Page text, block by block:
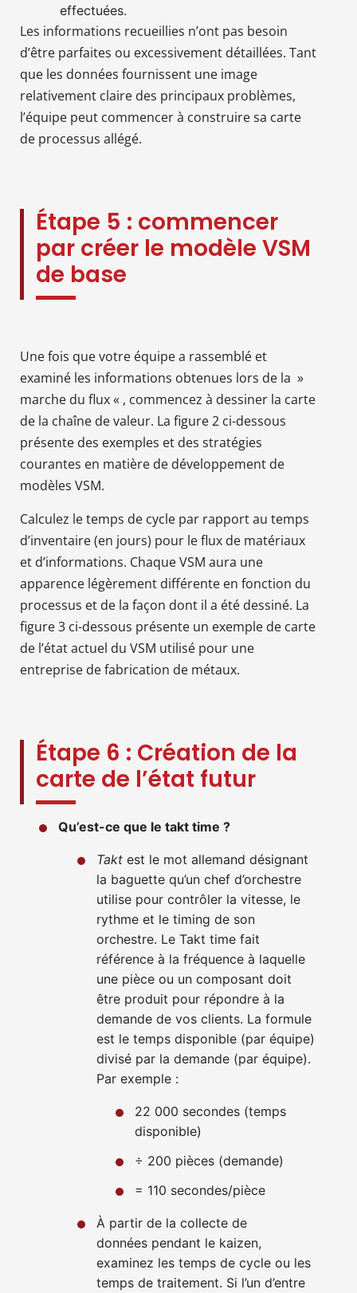
effectuées.
Les informations recueillies n’ont pas besoin
d’être parfaites ou excessivement détaillées. Tant
que les données fournissent une image
relativement claire des principaux problèmes,
l’équipe peut commencer à construire sa carte
de processus allégé.
Étape 5 : commencer
par créer le modèle VSM
de base
Une fois que votre équipe a rassemblé et
examiné les informations obtenues lors de la »
marche du flux « , commencez à dessiner la carte
de la chaîne de valeur. La figure 2 ci-dessous
présente des exemples et des stratégies
courantes en matière de développement de
modèles VSM.
Calculez le temps de cycle par rapport au temps
d’inventaire (en jours) pour le flux de matériaux
et d’informations. Chaque VSM aura une
apparence légèrement différente en fonction du
processus et de la façon dont il a été dessiné. La
figure 3 ci-dessous présente un exemple de carte
de l’état actuel du VSM utilisé pour une
entreprise de fabrication de métaux.
Étape 6 : Création de la
carte de l’état futur
Qu’est-ce que le takt time ?
Takt est le mot allemand désignant
la baguette qu’un chef d’orchestre
utilise pour contrôler la vitesse, le
rythme et le timing de son
orchestre. Le Takt time fait
référence à la fréquence à laquelle
une pièce ou un composant doit
être produit pour répondre à la
demande de vos clients. La formule
est le temps disponible (par équipe)
divisé par la demande (par équipe).
Par exemple :
22 000 secondes (temps
disponible)
÷ 200 pièces (demande)
= 110 secondes/pièce
À partir de la collecte de
données pendant le kaizen,
examinez les temps de cycle ou les
temps de traitement. Si l’un d’entre